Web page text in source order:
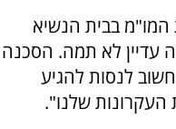
בבית הנשיא
עדיין לא תמה. הסכנה
לנסות להגיע
שלנו".